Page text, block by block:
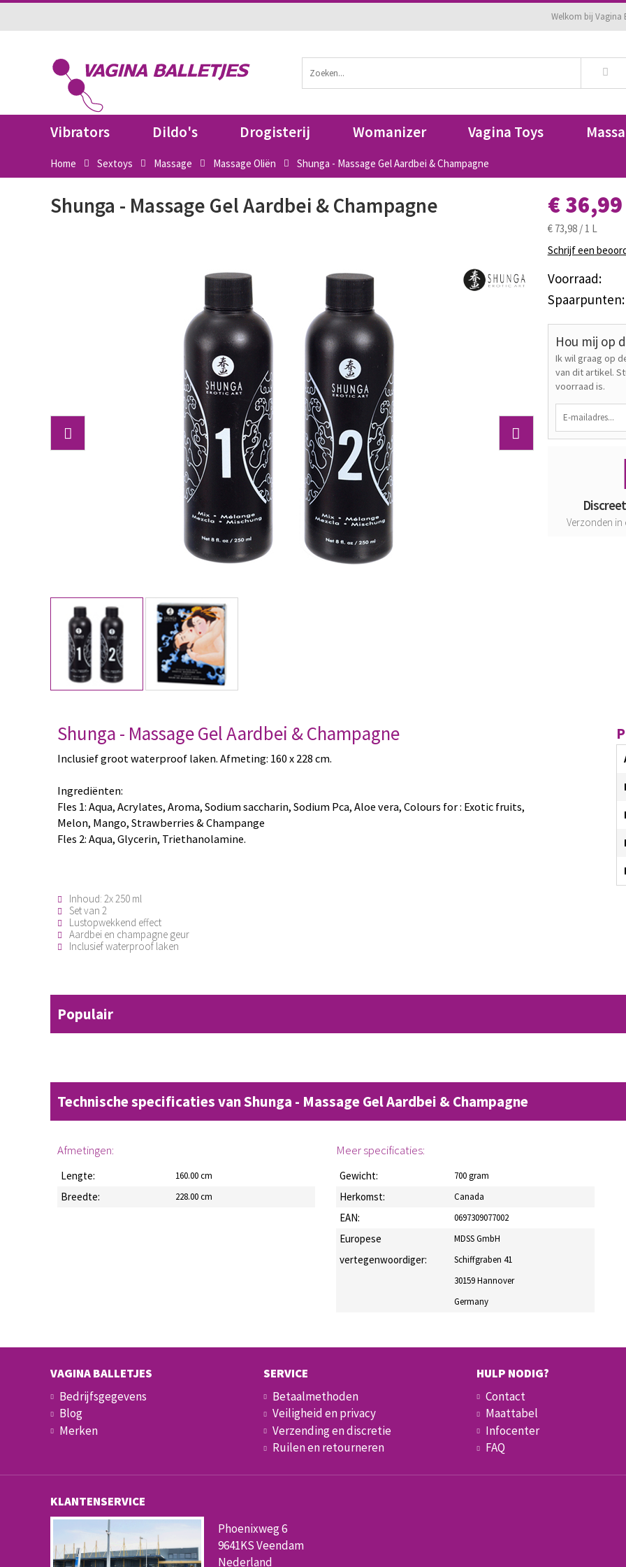
Welkom bij Vagina
Vibrators Dildo's Drogisterij Womanizer Vagina Toys
Home Sextoys Massage Massage Oliën Shunga - Massage Gel Aardbei & Champagne
Shunga - Massage Gel Aardbei & Champagne € 36,99
€ 73,98 / 1 L
Schrijf een
Voorraad:
Spaarpunten:
Hou mij op
Ik wil graag op
van dit artikel.
voorraad is.
Verzonden
Shunga - Massage Gel Aardbei & Champagne
Inclusief groot waterproof laken. Afmeting: 160 x 228 cm.
Ingrediënten:
Fles 1: Aqua, Acrylates, Aroma, Sodium saccharin, Sodium Pca, Aloe vera, Colours for : Exotic fruits,
Melon, Mango, Strawberries & Champange
Fles 2: Aqua, Glycerin, Triethanolamine.
Inhoud: 2x 250 ml
Set van 2
Lustopwekkend effect
Aardbei en champagne geur
Inclusief waterproof laken
Populair
Technische specificaties van Shunga - Massage Gel Aardbei & Champagne
Afmetingen:
Lengte: 160.00 cm
Breedte: 228.00 cm
Meer specificaties:
Gewicht: 700 gram
Herkomst: Canada
EAN: 0697309077002
Europese
vertegenwoordiger:
MDSS GmbH
Schiffgraben 41
30159 Hannover
Germany
VAGINA BALLETJES
Bedrijfsgegevens
Blog
Merken
SERVICE
Betaalmethoden
Veiligheid en privacy
Verzending en discretie
Ruilen en retourneren
HULP NODIG?
Contact
Maattabel
Infocenter
FAQ
KLANTENSERVICE
Phoenixweg 6
9641KS Veendam
Nederland